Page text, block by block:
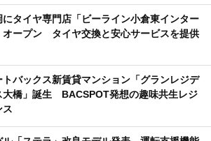
にタイヤ専門店「ビーライン小倉東インター
オープン タイヤ交換と安心サービスを提供
トバックス新賃貸マンション「グランレジデ
大橋」誕生 BACSPOT発想の趣味共生レジ
ス